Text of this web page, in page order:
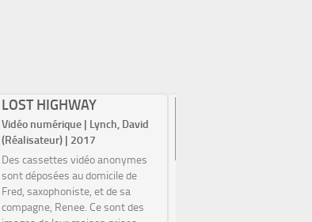
LOST HIGHWAY
Vidéo numérique | Lynch, David
(Réalisateur) | 2017
Des cassettes vidéo anonymes
sont déposées au domicile de
Fred, saxophoniste, et de sa
compagne, Renee. Ce sont des